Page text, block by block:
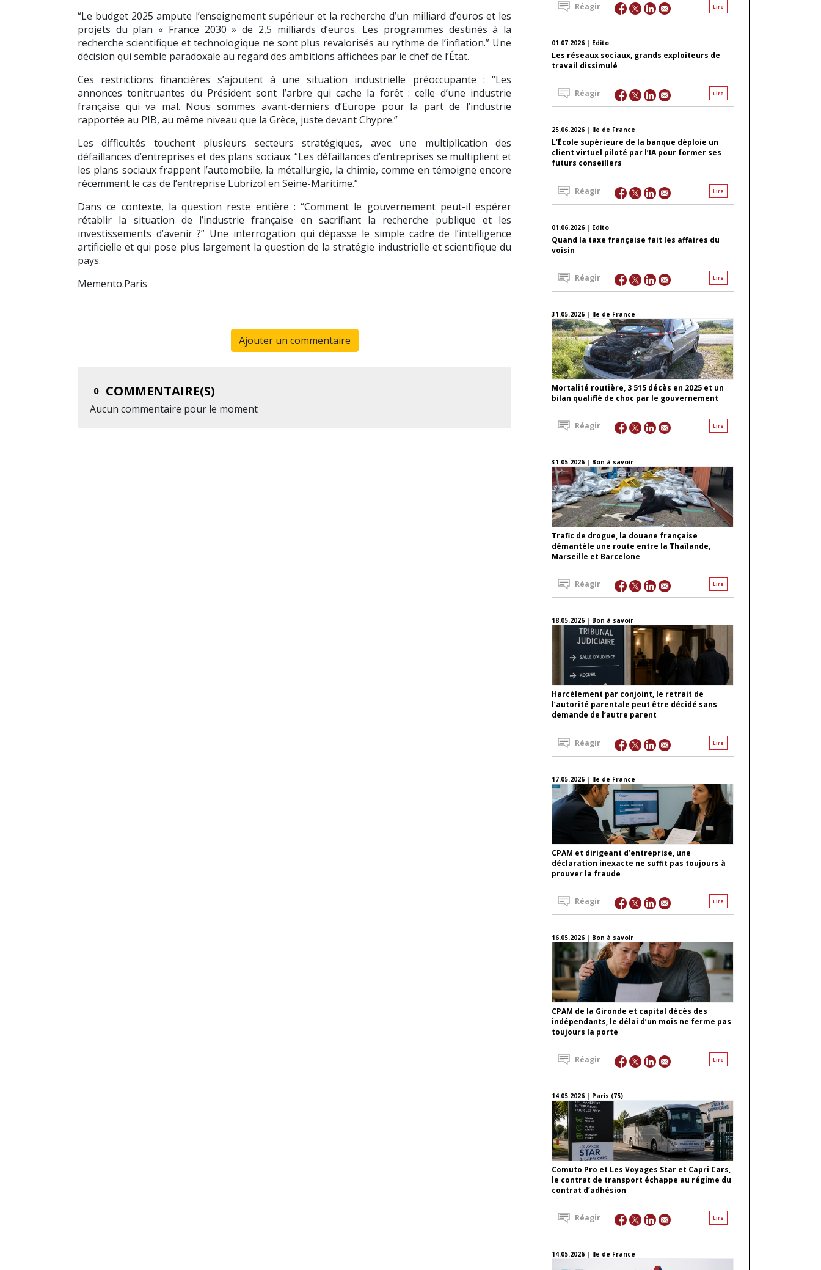
“Le budget 2025 ampute l’enseignement supérieur et la recherche d’un milliard d’euros et les
projets du plan « France 2030 » de 2,5 milliards d’euros. Les programmes destinés à la
recherche scientifique et technologique ne sont plus revalorisés au rythme de l’inflation.” Une
décision qui semble paradoxale au regard des ambitions affichées par le chef de l’État.
Ces restrictions financières s’ajoutent à une situation industrielle préoccupante : “Les
annonces tonitruantes du Président sont l’arbre qui cache la forêt : celle d’une industrie
française qui va mal. Nous sommes avant-derniers d’Europe pour la part de l’industrie
rapportée au PIB, au même niveau que la Grèce, juste devant Chypre.”
Les difficultés touchent plusieurs secteurs stratégiques, avec une multiplication des
défaillances d’entreprises et des plans sociaux. “Les défaillances d’entreprises se multiplient et
les plans sociaux frappent l’automobile, la métallurgie, la chimie, comme en témoigne encore
récemment le cas de l’entreprise Lubrizol en Seine-Maritime.”
Dans ce contexte, la question reste entière : “Comment le gouvernement peut-il espérer
rétablir la situation de l’industrie française en sacrifiant la recherche publique et les
investissements d’avenir ?” Une interrogation qui dépasse le simple cadre de l’intelligence
artificielle et qui pose plus largement la question de la stratégie industrielle et scientifique du
pays.
Memento.Paris
Ajouter un commentaire
0 COMMENTAIRE(S)
Aucun commentaire pour le moment
Lire
Réagir
01.07.2026 | Edito
Les réseaux sociaux, grands exploiteurs de
travail dissimulé
Lire
Réagir
25.06.2026 | Ile de France
L’École supérieure de la banque déploie un
client virtuel piloté par l’IA pour former ses
futurs conseillers
Lire
Réagir
01.06.2026 | Edito
Quand la taxe française fait les affaires du
voisin
Lire
Réagir
31.05.2026 | Ile de France
Mortalité routière, 3 515 décès en 2025 et un
bilan qualifié de choc par le gouvernement
Lire
Réagir
31.05.2026 | Bon à savoir
Trafic de drogue, la douane française
démantèle une route entre la Thaïlande,
Marseille et Barcelone
Lire
Réagir
18.05.2026 | Bon à savoir
Harcèlement par conjoint, le retrait de
l’autorité parentale peut être décidé sans
demande de l’autre parent
Lire
Réagir
17.05.2026 | Ile de France
CPAM et dirigeant d’entreprise, une
déclaration inexacte ne suffit pas toujours à
prouver la fraude
Lire
Réagir
16.05.2026 | Bon à savoir
CPAM de la Gironde et capital décès des
indépendants, le délai d’un mois ne ferme pas
toujours la porte
Lire
Réagir
14.05.2026 | Paris (75)
Comuto Pro et Les Voyages Star et Capri Cars,
le contrat de transport échappe au régime du
contrat d’adhésion
Lire
Réagir
14.05.2026 | Ile de France